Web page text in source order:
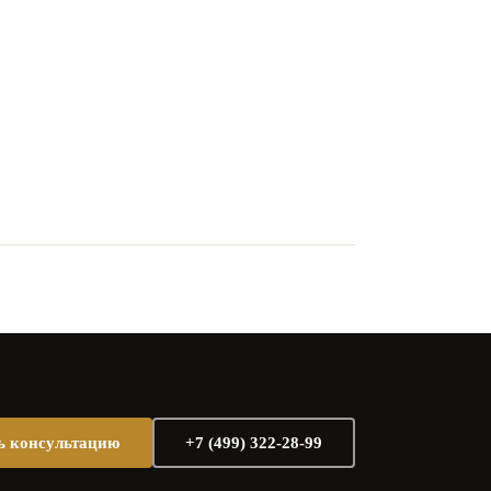
консультацию +7 (499) 322-28-99